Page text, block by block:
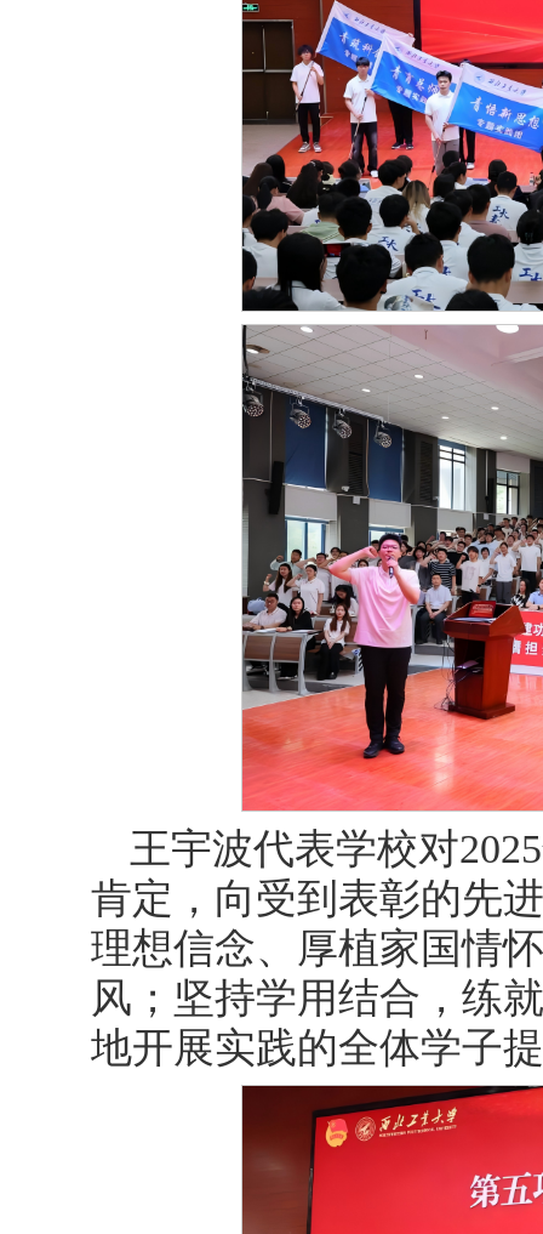
王宇波代表学校对
肯定，向受到表彰的先
理想信念、厚植家国情
风；坚持学用结合，练
地开展实践的全体学子